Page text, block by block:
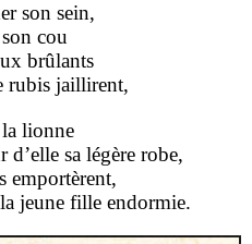
son sein,
cou
brûlants
rubis jaillirent,
lionne
sa légère robe,
emportèrent,
jeune fille endormie.